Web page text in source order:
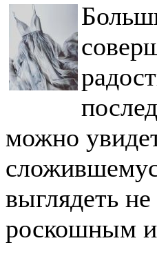
можно
выглядеть
роскошным